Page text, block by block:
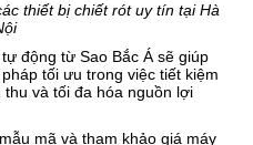
thiết bị chiết rót uy tín tại Hà
động từ Sao Bắc Á sẽ giúp
tối ưu trong việc tiết kiệm
và tối đa hóa nguồn lợi
mã và tham khảo giá máy